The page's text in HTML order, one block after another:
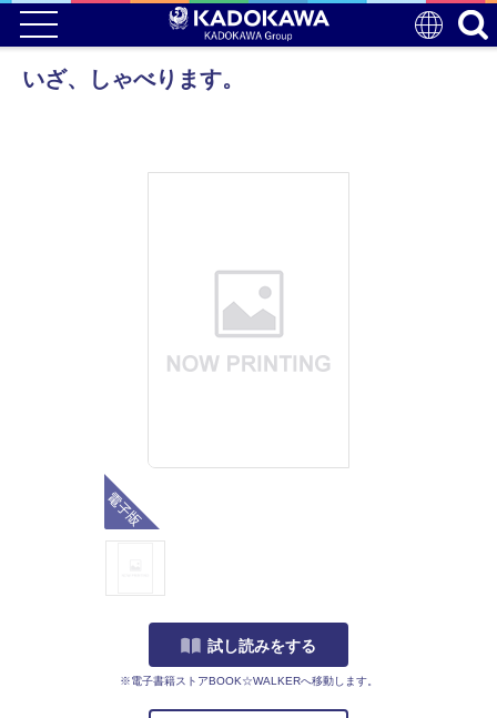
いざ、しゃべります。
試し読みをする
※電子書籍ストアBOOK☆WALKERへ移動します。